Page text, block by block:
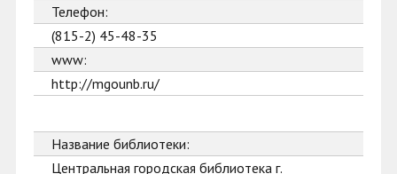
Телефон:
(815-2) 45-48-35
www:
http://mgounb.ru/
Название библиотеки:
Центральная городская библиотека г.